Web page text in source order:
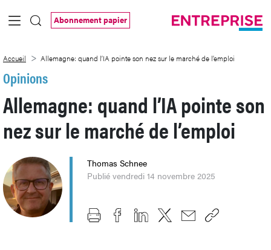
Saut au contenu principal
Abonnement papier
Accueil Allemagne: quand l’IA pointe son nez sur le marché de l’emploi
Opinions
Allemagne: quand l’IA pointe son
nez sur le marché de l’emploi
Thomas Schnee
Publié vendredi 14 novembre 2025